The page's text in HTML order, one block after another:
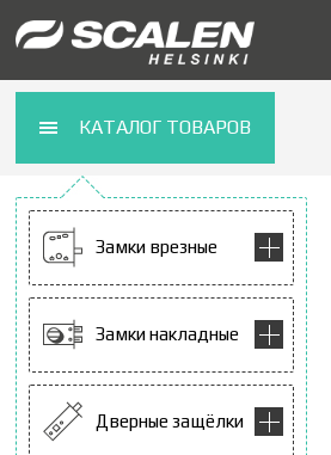
КАТАЛОГ ТОВАРОВ
Замки врезные
Замки накладные
Дверные защёлки